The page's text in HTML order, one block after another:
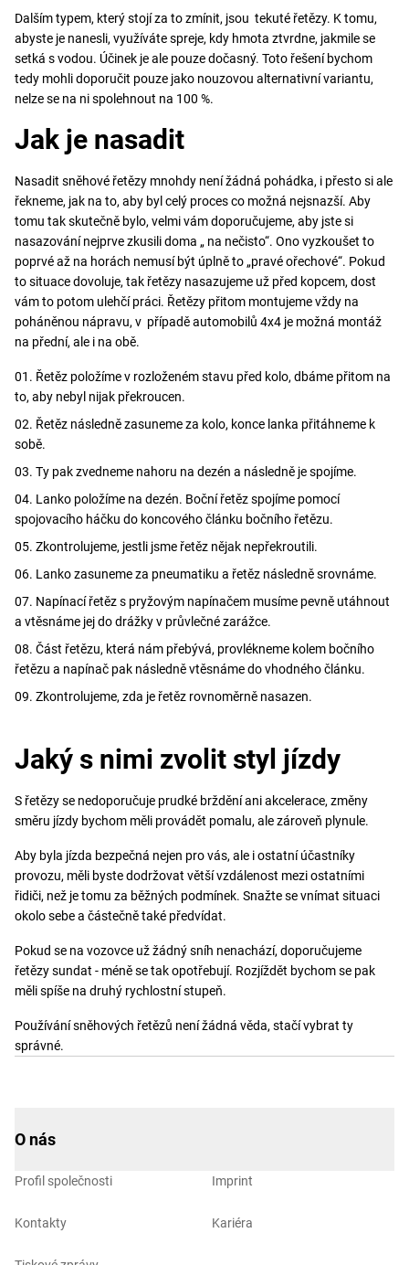
Dalším typem, který stojí za to zmínit, jsou tekuté řetězy. K tomu,
abyste je nanesli, využíváte spreje, kdy hmota ztvrdne, jakmile se
setká s vodou. Účinek je ale pouze dočasný. Toto řešení bychom
tedy mohli doporučit pouze jako nouzovou alternativní variantu,
nelze se na ni spolehnout na 100 %.
Jak je nasadit
Nasadit sněhové řetězy mnohdy není žádná pohádka, i přesto si ale
řekneme, jak na to, aby byl celý proces co možná nejsnazší. Aby
tomu tak skutečně bylo, velmi vám doporučujeme, aby jste si
nasazování nejprve zkusili doma „ na nečisto“. Ono vyzkoušet to
poprvé až na horách nemusí být úplně to „pravé ořechové“. Pokud
to situace dovoluje, tak řetězy nasazujeme už před kopcem, dost
vám to potom ulehčí práci. Řetězy přitom montujeme vždy na
poháněnou nápravu, v případě automobilů 4x4 je možná montáž
na přední, ale i na obě.
Řetěz položíme v rozloženém stavu před kolo, dbáme přitom na
to, aby nebyl nijak překroucen.
Řetěz následně zasuneme za kolo, konce lanka přitáhneme k
sobě.
Ty pak zvedneme nahoru na dezén a následně je spojíme.
Lanko položíme na dezén. Boční řetěz spojíme pomocí
spojovacího háčku do koncového článku bočního řetězu.
Zkontrolujeme, jestli jsme řetěz nějak nepřekroutili.
Lanko zasuneme za pneumatiku a řetěz následně srovnáme.
Napínací řetěz s pryžovým napínačem musíme pevně utáhnout
a vtěsnáme jej do drážky v průvlečné zarážce.
Část řetězu, která nám přebývá, provlékneme kolem bočního
řetězu a napínač pak následně vtěsnáme do vhodného článku.
Zkontrolujeme, zda je řetěz rovnoměrně nasazen.
Jaký s nimi zvolit styl jízdy
S řetězy se nedoporučuje prudké brždění ani akcelerace, změny
směru jízdy bychom měli provádět pomalu, ale zároveň plynule.
Aby byla jízda bezpečná nejen pro vás, ale i ostatní účastníky
provozu, měli byste dodržovat větší vzdálenost mezi ostatními
řidiči, než je tomu za běžných podmínek. Snažte se vnímat situaci
okolo sebe a částečně také předvídat.
Pokud se na vozovce už žádný sníh nenachází, doporučujeme
řetězy sundat - méně se tak opotřebují. Rozjíždět bychom se pak
měli spíše na druhý rychlostní stupeň.
Používání sněhových řetězů není žádná věda, stačí vybrat ty
správné.
O nás
Profil společnosti
Kontakty
Imprint
Kariéra